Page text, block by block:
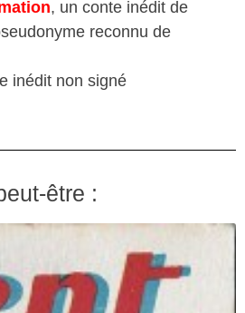
, un conte inédit de
reconnu de
inédit non signé
être :